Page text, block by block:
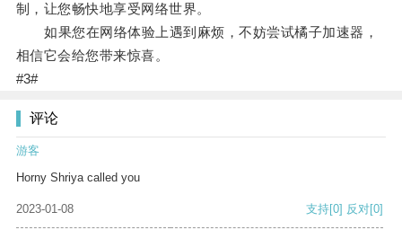
制，让您畅快地享受网络世界。
如果您在网络体验上遇到麻烦，不妨尝试橘子加速器，
相信它会给您带来惊喜。
#3#
评论
游客
Horny Shriya called you
2023-01-08 支持[0] 反对[0]